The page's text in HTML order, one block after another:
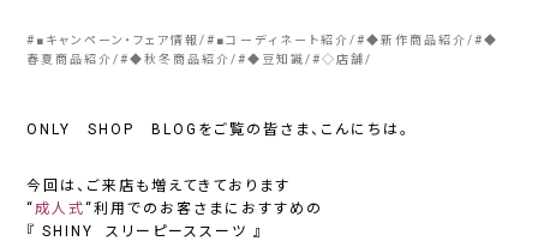
# ■キャンペーン・フェア情報 # ■コーディネート紹介 #◆新作商品紹介 #◆
春夏商品紹介 #◆秋冬商品紹介 #◆豆知識 #◇店舗
ONLY SHOP BLOGをご覧の皆さま、こんにちは。
今回は、ご来店も増えてきております
“ 成人式“利用でのお客さまにおすすめの
『 SHINY スリーピーススーツ
』